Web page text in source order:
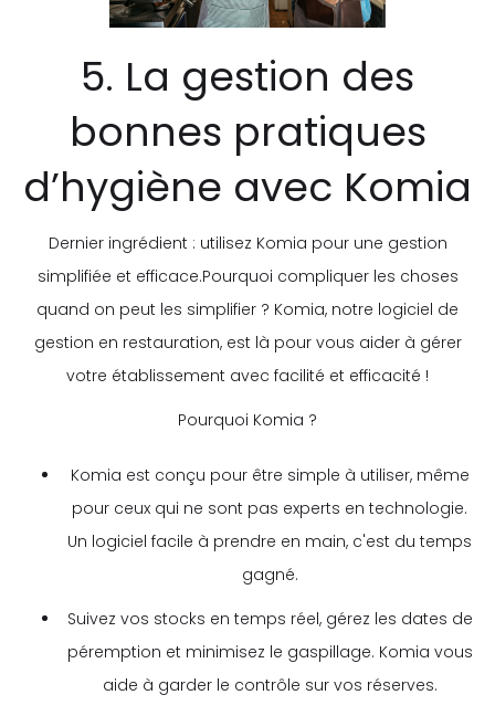
5. La gestion des
bonnes pratiques
d’hygiène avec Komia
Dernier ingrédient : utilisez Komia pour une gestion
simplifiée et efficace.Pourquoi compliquer les choses
quand on peut les simplifier ? Komia, notre logiciel de
gestion en restauration, est là pour vous aider à gérer
votre établissement avec facilité et efficacité !
Pourquoi Komia ?
Komia est conçu pour être simple à utiliser, même
pour ceux qui ne sont pas experts en technologie.
Un logiciel facile à prendre en main, c'est du temps
gagné.
Suivez vos stocks en temps réel, gérez les dates de
péremption et minimisez le gaspillage. Komia vous
aide à garder le contrôle sur vos réserves.